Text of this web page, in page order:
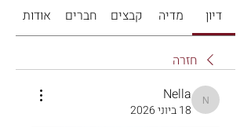
דיון מדיה קבצים חברים אודות
חזרה
Nella
Nella
18 ביוני 2026